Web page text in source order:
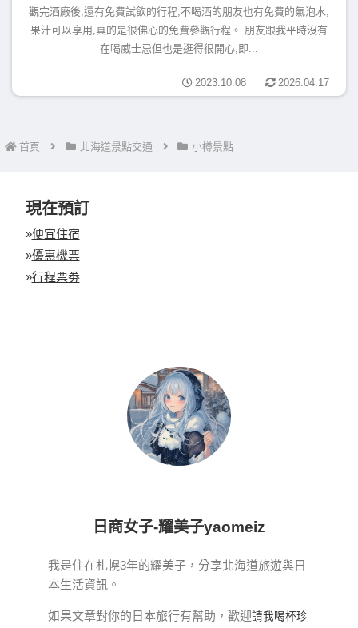
觀完酒廠後,還有免費試飲的行程,不喝酒的朋友也有免費的氣泡水,
果汁可以享用,真的是很佛心的免費參觀行程。 朋友跟我平時沒有
在喝威士忌但也是逛得很開心,即...
2023.10.08 2026.04.17
首頁 北海道景點交通 小樽景點
現在預訂
»便宜住宿
»優惠機票
»行程票劵
日商女子-耀美子yaomeiz
我是住在札幌3年的耀美子，分享北海道旅遊與日
本生活資訊。
如果文章對你的日本旅行有幫助，歡迎請我喝杯珍